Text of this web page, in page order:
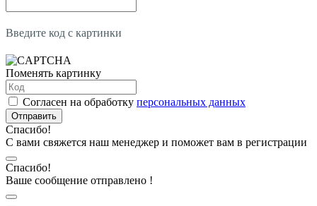
Введите код с картинки
Поменять картинку
Согласен на обработку персональных данных
Отправить
Спасибо!
С вами свяжется наш менеджер и поможет вам в регистрации
Спасибо!
Ваше сообщение отправлено !